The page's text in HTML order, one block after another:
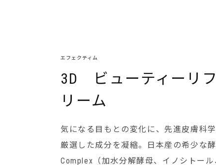
エフェクティム
3D ビューティーリ
リーム
気になる目もとの変化に、先進皮膚科学
厳選した成分を凝縮。日本産の希少な
Complex（加水分解酵母、イノシトー